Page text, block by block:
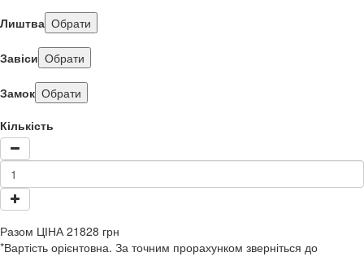
Лиштва Обрати
Завіси Обрати
Замок Обрати
Кількість
Разом ЦІНА 21828 грн
*Вартість орієнтовна. За точним прорахунком зверніться до